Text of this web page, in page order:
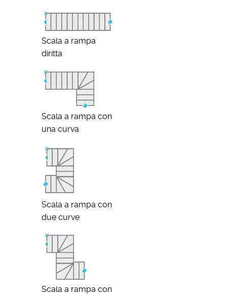
Scala a rampa
diritta
Scala a rampa con
una curva
Scala a rampa con
due curve
Scala a rampa con